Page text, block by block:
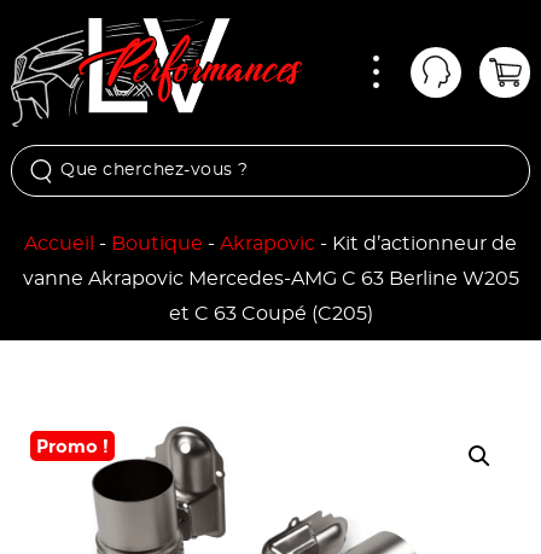
Mon
Accueil - Boutique - Akrapovic - Kit d’actionneur de
vanne Akrapovic Mercedes-AMG C 63 Berline W205
et C 63 Coupé (C205)
Promo !